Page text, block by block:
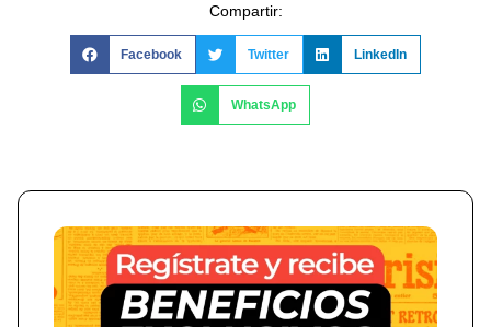
Compartir:
Facebook Twitter LinkedIn
WhatsApp